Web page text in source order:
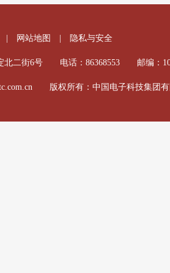
网站地图 隐私与安全
北二街6号 电话：86368553 邮编：
版权所有：中国电子科技集团